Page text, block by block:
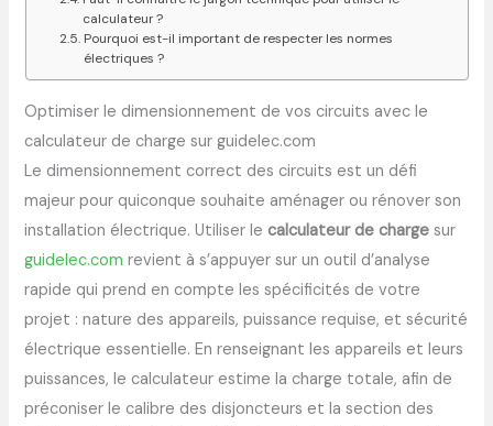
calculateur ?
Pourquoi est-il important de respecter les normes
électriques ?
Optimiser le dimensionnement de vos circuits avec le
calculateur de charge sur guidelec.com
Le dimensionnement correct des circuits est un défi
majeur pour quiconque souhaite aménager ou rénover son
installation électrique. Utiliser lecalculateur de charge sur
guidelec.com revient à s’appuyer sur un outil d’analyse
rapide qui prend en compte les spécificités de votre
projet : nature des appareils, puissance requise, et sécurité
électrique essentielle. En renseignant les appareils et leurs
puissances, le calculateur estime la charge totale, afin de
préconiser le calibre des disjoncteurs et la section des